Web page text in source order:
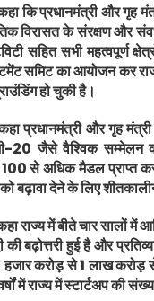
कि प्रधानमंत्री और गृह
विरासत के संरक्षण और
सहित सभी महत्वपूर्ण
समिट का आयोजन कर
हो चुकी है।
प्रधानमंत्री और गृह
20 जैसे वैश्विक सम्मेलन
से अधिक मैडल प्राप्त
को बढ़ावा देने के लिए
राज्य में बीते चार सालों में
बढ़ोत्तरी हुई है और
करोड़ से 1 लाख करोड़ से
में राज्य में स्टार्टअप की